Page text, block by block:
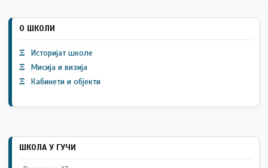
О ШКОЛИ
Ξ
Историјат школе
Ξ
Мисија и визија
Ξ
Кабинети и објекти
ШКОЛА У ГУЧИ